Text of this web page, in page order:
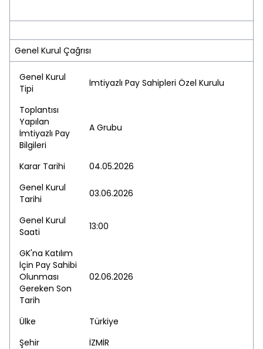
Genel Kurul Çağrısı
Genel Kurul
Tipi
İmtiyazlı Pay Sahipleri Özel Kurulu
Toplantısı
Yapılan
İmtiyazlı Pay
Bilgileri
A Grubu
Karar Tarihi
04.05.2026
Genel Kurul
Tarihi
03.06.2026
Genel Kurul
Saati
13:00
GK'na Katılım
İçin Pay Sahibi
Olunması
Gereken Son
Tarih
02.06.2026
Ülke
Türkiye
Şehir
İZMİR